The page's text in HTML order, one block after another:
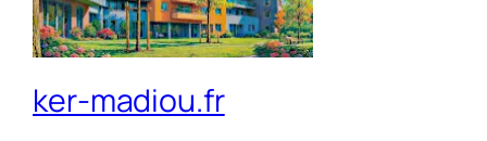
ker-madiou.fr